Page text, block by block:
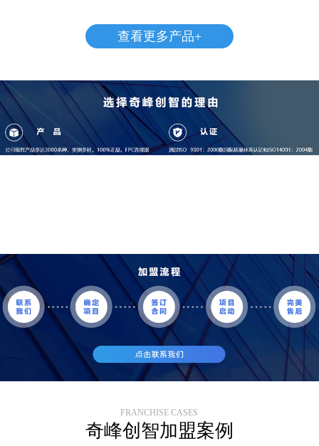
查看更多产品+
FRANCHISE CASES
奇峰创智加盟案例